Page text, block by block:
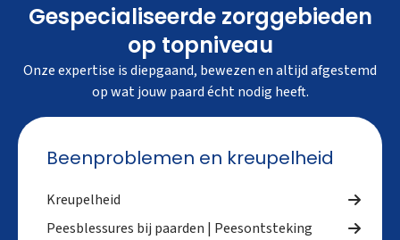
Gespecialiseerde zorggebieden
op topniveau
Onze expertise is diepgaand, bewezen en altijd afgestemd
op wat jouw paard écht nodig heeft.
Beenproblemen en kreupelheid
Kreupelheid
Peesblessures bij paarden | Peesontsteking